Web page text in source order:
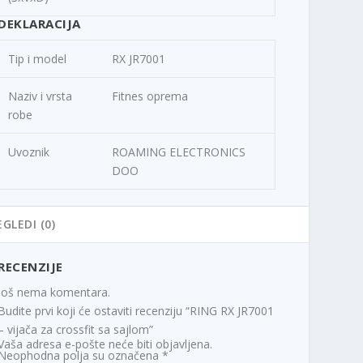
Tip i model RX JR7001
Naziv i vrsta
robe
Fitnes oprema
Uvoznik
ROAMING ELECTRONICS
DOO
(0)
nema komentara.
prvi koji će ostaviti recenziju “RING RX JR7001
vijača za crossfit sa sajlom”
adresa e-pošte neće biti objavljena.
polja su označena*